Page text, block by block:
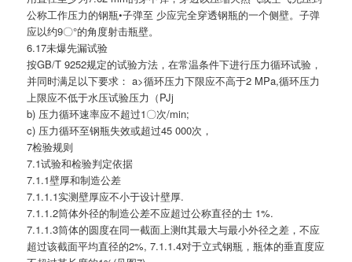
公称工作压力的钢瓶•子弹至 少应完全穿透钢瓶的一个侧壁。子弹
应以约9〇°的角度射击瓶壁。
6.17未爆先漏试验
按GB/T 9252规定的试验方法，在常温条件下进行压力循环试验，
并同时满足以下要求： a>循环压力下限应不高于2 MPa,循环压力
上限应不低于水压试验压力（PJj
b) 压力循环速率应不超过1〇次/min;
c) 压力循环至钢瓶失效或超过45 000次，
7检验规则
7.1试验和检验判定依据
7.1.1壁厚和制造公差
7.1.1.1实测壁厚应不小于设计壁厚.
7.1.1.2筒体外径的制造公差不应超过公称直径的士 1%.
7.1.1.3筒体的圆度在同一截面上测ft其最大与最小外径之差，不应
超过该截面平均直径的2%, 7.1.1.4对于立式钢瓶，瓶体的垂直度应